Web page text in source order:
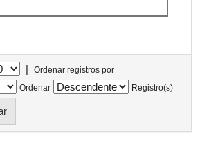
|
Ordenar registros por
Ordenar
Registro(s)